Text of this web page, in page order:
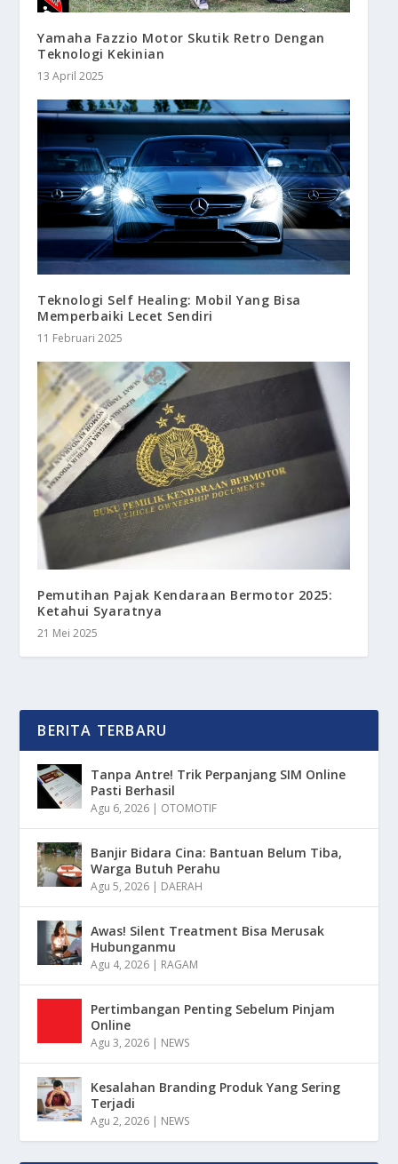
Yamaha Fazzio Motor Skutik Retro Dengan
Teknologi Kekinian
13 April 2025
Teknologi Self Healing: Mobil Yang Bisa
Memperbaiki Lecet Sendiri
11 Februari 2025
Pemutihan Pajak Kendaraan Bermotor 2025:
Ketahui Syaratnya
21 Mei 2025
BERITA TERBARU
Tanpa Antre! Trik Perpanjang SIM Online
Pasti Berhasil
Agu 6, 2026 | OTOMOTIF
Banjir Bidara Cina: Bantuan Belum Tiba,
Warga Butuh Perahu
Agu 5, 2026 | DAERAH
Awas! Silent Treatment Bisa Merusak
Hubunganmu
Agu 4, 2026 | RAGAM
Pertimbangan Penting Sebelum Pinjam
Online
Agu 3, 2026 | NEWS
Kesalahan Branding Produk Yang Sering
Terjadi
Agu 2, 2026 | NEWS